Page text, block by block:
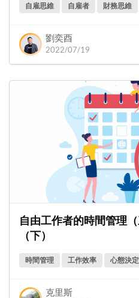
自雇思維 自雇者 財務思維
劉奕酉
2022/07/19
自由工作者的時間管理
（下）
時間管理 工作效率 心態決
克里斯